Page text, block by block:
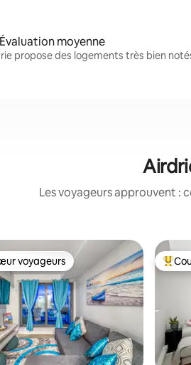
moyenne
propose des logements très bien
Les voyageurs approuvent :
voyageurs
voyageurs